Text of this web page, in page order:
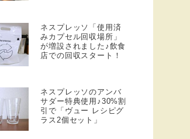
ネスプレッソ「使用済
みカプセル回収場所」
が増設されました♪飲食
店での回収スタート！
ネスプレッソのアンバ
サダー特典使用♪30%割
引で「ヴュー レシピグ
ラス2個セット」